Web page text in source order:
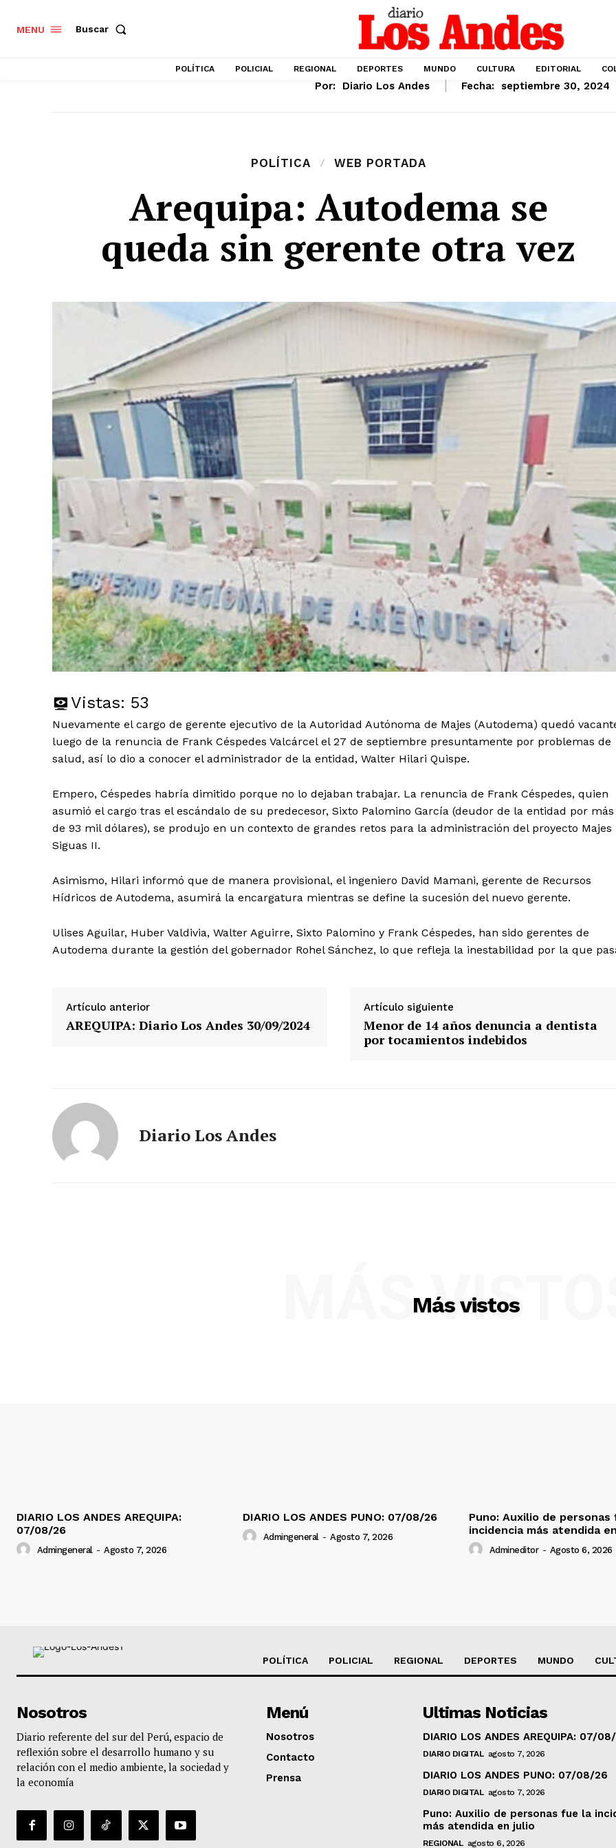
Diario los Andes
Contacto
Prensa
MENU Buscar
POLÍTICA POLICIAL REGIONAL DEPORTES MUNDO CULTURA EDITORIAL
Por: Diario Los Andes Fecha: septiembre 30, 2024
POLÍTICA WEB PORTADA
Arequipa: Autodema se
queda sin gerente otra vez
Vistas: 53
Nuevamente el cargo de gerente ejecutivo de la Autoridad Autónoma de Majes (Autodema) quedó
luego de la renuncia de Frank Céspedes Valcárcel el 27 de septiembre presuntamente por problemas de
salud, así lo dio a conocer el administrador de la entidad, Walter Hilari Quispe.
Empero, Céspedes habría dimitido porque no lo dejaban trabajar. La renuncia de Frank Céspedes, quien
asumió el cargo tras el escándalo de su predecesor, Sixto Palomino García (deudor de la entidad por más
de 93 mil dólares), se produjo en un contexto de grandes retos para la administración del proyecto Majes
Siguas II.
Asimismo, Hilari informó que de manera provisional, el ingeniero David Mamani, gerente de Recursos
Hídricos de Autodema, asumirá la encargatura mientras se define la sucesión del nuevo gerente.
Ulises Aguilar, Huber Valdivia, Walter Aguirre, Sixto Palomino y Frank Céspedes, han sido gerentes de
Autodema durante la gestión del gobernador Rohel Sánchez, lo que refleja la inestabilidad por la que
Artículo anterior
AREQUIPA: Diario Los Andes 30/09/2024
Artículo siguiente
Menor de 14 años denuncia a dentista
por tocamientos indebidos
Diario Los Andes
Más vistos
MÁS
DIARIO LOS ANDES AREQUIPA:
07/08/26
Admingeneral - Agosto 7, 2026
DIARIO LOS ANDES PUNO: 07/08/26
Admingeneral - Agosto 7, 2026
Puno: Auxilio de personas
incidencia más atendida
Admineditor - Agosto 6, 2026
POLÍTICA POLICIAL REGIONAL DEPORTES MUNDO
Nosotros
Diario referente del sur del Perú, espacio de
reflexión sobre el desarrollo humano y su
relación con el medio ambiente, la sociedad y
la economía
Menú
Nosotros
Contacto
Prensa
Ultimas Noticias
DIARIO LOS ANDES AREQUIPA: 07/
DIARIO DIGITAL agosto 7, 2026
DIARIO LOS ANDES PUNO: 07/08/26
DIARIO DIGITAL agosto 7, 2026
Puno: Auxilio de personas fue la
más atendida en julio
REGIONAL agosto 6, 2026